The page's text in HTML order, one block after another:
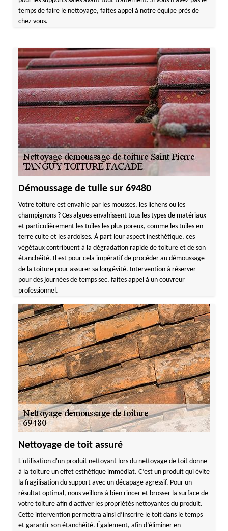
temps de faire le nettoyage, faites appel à notre équipe près de
chez vous.
Démoussage de tuile sur 69480
Votre toiture est envahie par les mousses, les lichens ou les
champignons ? Ces algues envahissent tous les types de matériaux
et particulièrement les tuiles les plus poreux, comme les tuiles en
terre cuite et les ardoises. À part leur aspect inesthétique, ces
végétaux contribuent à la dégradation rapide de toiture et de son
étanchéité. Il est pour cela impératif de procéder au démoussage
de la toiture pour assurer sa longévité. Intervention à réserver
pour des journées de temps sec, faites appel à un couvreur
professionnel.
Nettoyage de toit assuré
L'utilisation d'un produit nettoyant lors du nettoyage de toit donne
à la toiture un effet esthétique immédiat. C’est un produit qui évite
la fragilisation du support avec un décapage agressif. Pour un
résultat optimal, nous veillons à bien rincer et brosser la surface de
votre toiture afin d'activer les propriétés nettoyantes du produit.
Cette intervention permettra ainsi d’inscrire le toit dans le temps
et garantir son étanchéité. Également, afin d’éliminer en